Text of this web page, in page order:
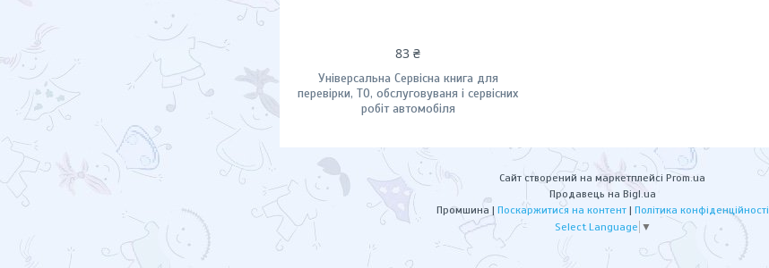
83 ₴
Універсальна Сервісна книга для
перевірки, ТО, обслуговуваня і сервісних
робіт автомобіля
Сайт створений на маркетплейсі Prom.ua
Продавець на Bigl.ua
Промшина | Поскаржитися на контент | Політика конфіденційності
Select Language ▼